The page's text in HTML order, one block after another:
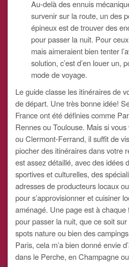
Au-delà des ennuis
survenir sur la route, un des
épineux est de trouver des
pour passer la nuit. Pour
mais aimeraient bien tenter
solution, c’est d’en louer un,
mode de voyage.
Le guide classe les itinéraires de
de départ. Une très bonne idée!
France ont été définies comme
Rennes ou Toulouse. Mais si
ou Clermont-Ferrand, il suffit de
piocher des itinéraires dans votre
est assez détaillé, avec des idées
sportives et culturelles, des
adresses de producteurs locaux
pour s’approvisionner et cuisiner
aménagé. Une page est à
pour passer la nuit, que ce soit
spots nature ou bien des
Paris, cela m’a bien donné envie
dans le Perche, en Champagne